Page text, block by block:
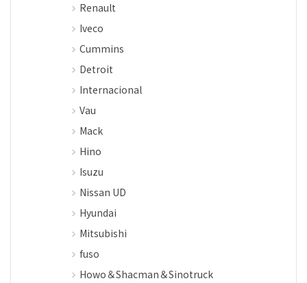
Renault
Iveco
Cummins
Detroit
Internacional
Vau
Mack
Hino
Isuzu
Nissan UD
Hyundai
Mitsubishi
fuso
Howo＆Shacman＆Sinotruck